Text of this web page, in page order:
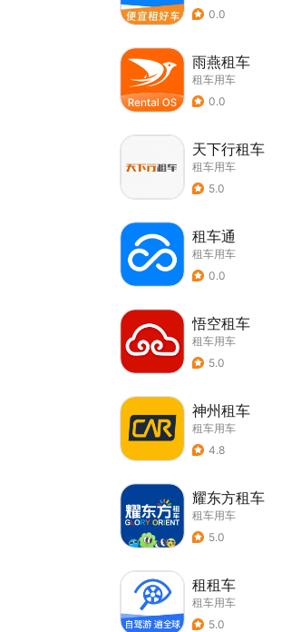
0.0
雨燕租车
租车用车
0.0
天下行租车
租车用车
5.0
租车通
租车用车
0.0
悟空租车
租车用车
5.0
神州租车
租车用车
4.8
耀东方租车
租车用车
5.0
租租车
租车用车
5.0